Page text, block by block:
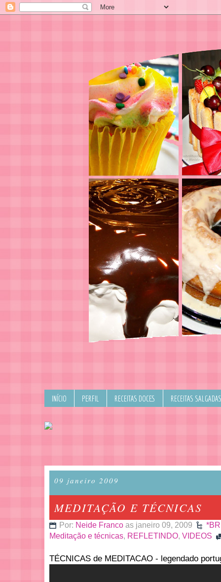
INÍCIO PERFIL RECEITAS DOCES RECEITAS SALGADAS
09 janeiro 2009
MEDITAÇÃO E TÉCNICAS
Por: Neide Franco as janeiro 09, 2009
Meditação e técnicas, REFLETINDO, VIDEOS
TÉCNICAS de MEDITACAO - legendado